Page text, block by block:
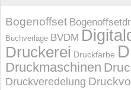
Bogenoffset
Buchverlage BVDM
Druckerei Druckfarbe
Druckmaschinen
Druckveredelung